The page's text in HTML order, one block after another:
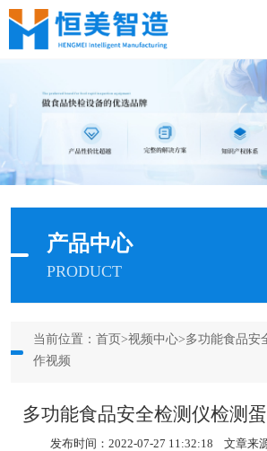
产品中心
PRODUCT
当前位置： 首页 >视频中心>多功能食品安
作视频
多功能食品安全检测仪检测
发布时间：2022-07-27 11:32:18 文章来